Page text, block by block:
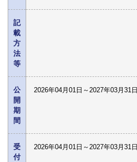
記
載
方
法
等
公
開
期
間
2026年04月01日～2027年03月31日
受
付
2026年04月01日～2027年03月31日